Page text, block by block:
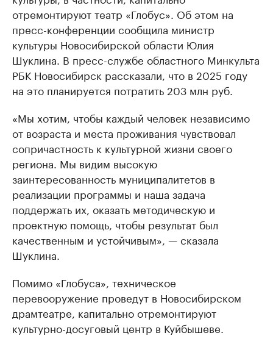
отремонтируют театр «Глобус». Об этом на
пресс-конференции сообщила министр
культуры Новосибирской области Юлия
Шуклина. В пресс-службе областного Минкульта
РБК Новосибирск рассказали, что в 2025 году
на это планируется потратить 203 млн руб.
«Мы хотим, чтобы каждый человек независимо
от возраста и места проживания чувствовал
сопричастность к культурной жизни своего
региона. Мы видим высокую
заинтересованность муниципалитетов в
реализации программы и наша задача
поддержать их, оказать методическую и
проектную помощь, чтобы результат был
качественным и устойчивым», — сказала
Шуклина.
Помимо «Глобуса», техническое
перевооружение проведут в Новосибирском
драмтеатре, капитально отремонтируют
культурно-досуговый центр в Куйбышеве.